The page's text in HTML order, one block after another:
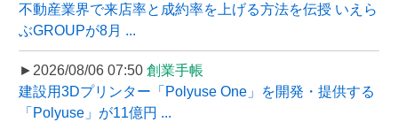
不動産業界で来店率と成約率を上げる方法を伝授 いえら
ぶGROUPが8月 ...
►2026/08/06 07:50 創業手帳
建設用3Dプリンター「Polyuse One」を開発・提供する
「Polyuse」が11億円 ...